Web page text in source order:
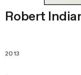
Robert
2013